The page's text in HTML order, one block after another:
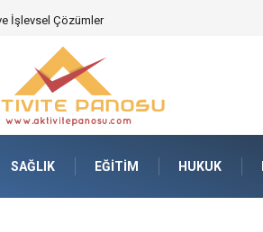
SAĞLIK EĞITIM HUKUK